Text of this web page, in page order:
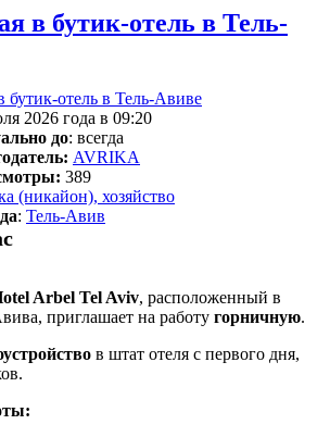
в бутик-отель в Тель-
2026 года в 09:20
до: всегда
AVRIKA
389
(никайон), хозяйство
: Тель-Авив
Arbel Tel Aviv, расположенный в
приглашает на работу горничную.
в штат отеля с первого дня,